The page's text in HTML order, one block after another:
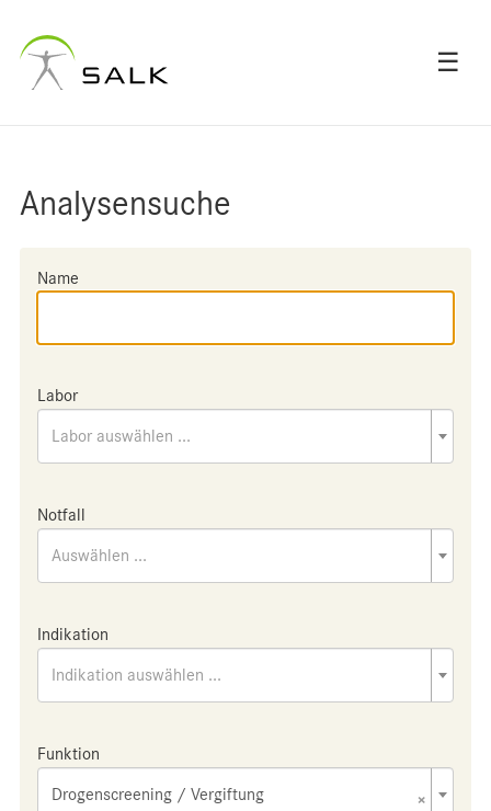
☰
Analysensuche
Name
Labor
Labor auswählen ...
Notfall
Auswählen ...
Indikation
Indikation auswählen ...
Funktion
×
Drogenscreening / Vergiftung